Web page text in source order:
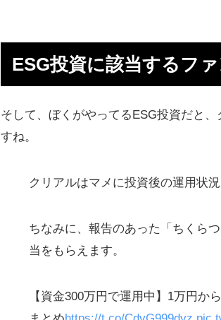
ESG投資に該当するフ
そして、ぼくがやってるESG投資だと
すね。
クリアルはマメに投資後の運用状
ちなみに、報告のあった「ちくら
当をもらえます。
【資金300万円で運用中】1万円か